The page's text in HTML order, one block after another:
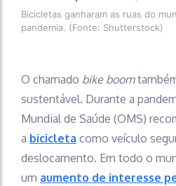
Bicicletas ganharam as ruas do
pandemia. (Fonte: Shutterstock)
O chamado bike boom
sustentável. Durante a
Mundial de Saúde (OMS)
a bicicleta como veículo
deslocamento. Em todo o
um aumento de interesse